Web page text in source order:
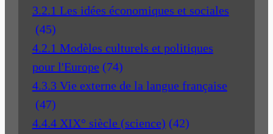
3.2.1 Les idées économiques et sociales
(45)
4.2.1 Modèles culturels et politiques
pour l'Europe (74)
4.3.3 Vie externe de la langue française
(47)
4.4.4 XIX° siècle (science) (42)